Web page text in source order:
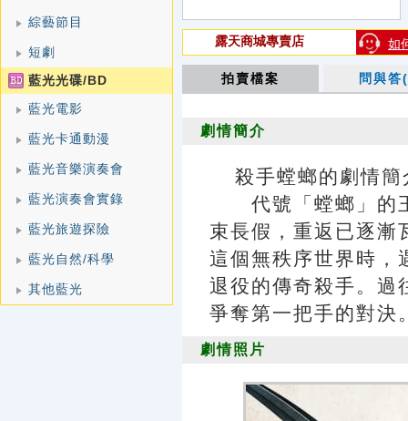
綜藝節目
短劇
藍光光碟/BD
藍光電影
藍光卡通動漫
藍光音樂演奏會
藍光演奏會實錄
藍光旅遊探險
藍光自然/科學
其他藍光
如
露天商城專賣店
拍賣檔案 問與
劇情簡介
殺手螳螂的劇情簡
代號「螳螂」的
束長假，重返已逐漸
這個無秩序世界時，
退役的傳奇殺手。過
爭奪第一把手的對決
劇情照片